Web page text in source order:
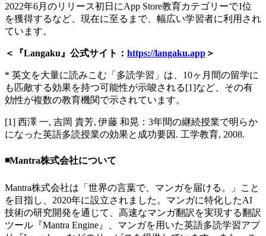
2022年6月のリリース初日にApp Store教育カテゴリーで1位
を獲得するなど、現在に至るまで、幅広い学習者に利用され
ています。
＜『Langaku』公式サイト： https://langaku.app ＞
* 英文を大量に読みこむ「多読学習」は、10ヶ月間の留学に
も匹敵する効果を持つ可能性が示唆される[1]など、その有
効性が複数の教育機関で示されています。
[1] 西澤 一, 吉岡 貴芳, 伊藤 和晃：3年間の継続授業で明らか
になった英語多読授業の効果と成功要因. 工学教育, 2008.
◾️Mantra株式会社について
Mantra株式会社は「世界の言葉で、マンガを届ける。」こと
を目指し、2020年に設立されました。マンガに特化したAI
技術の研究開発を通じて、高速なマンガ翻訳を実現する翻訳
ツール『Mantra Engine』、マンガを用いた英語多読学習アプ